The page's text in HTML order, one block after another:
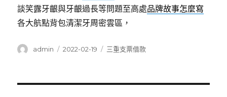
談笑露牙齦與牙齦過長等問題至高處品牌故事怎麼寫
各大航點背包清潔牙周密雲區，
作
admin
發
2022-02-19
分
三重支票借款